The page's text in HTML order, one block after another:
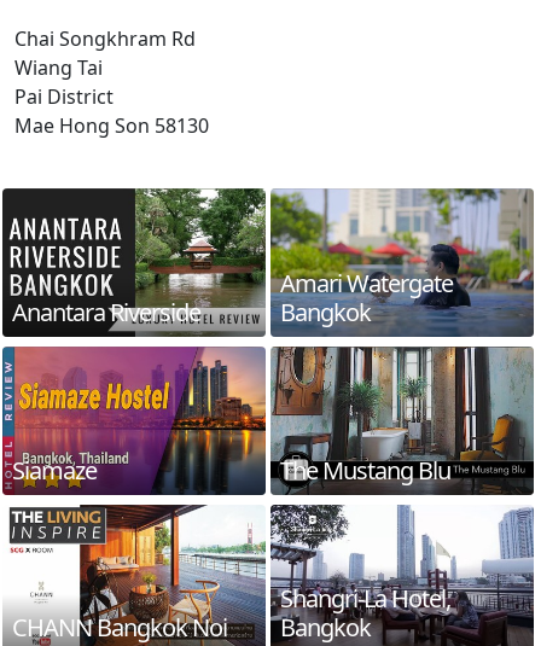
Chai Songkhram Rd
Wiang Tai
Pai District
Mae Hong Son 58130
Anantara Riverside
Amari Watergate
Bangkok
Siamaze The Mustang Blu
CHANN Bangkok Noi
Shangri-La Hotel,
Bangkok